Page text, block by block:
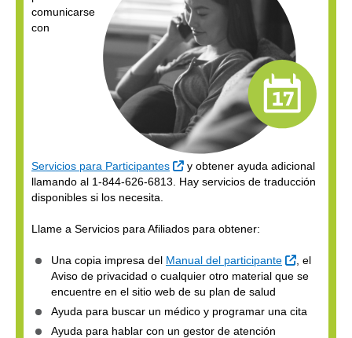
comunicarse
con
Servicios para Participantes Sitio Externo
y obtener ayuda adicional
llamando al 1-844-626-6813. Hay servicios de traducción
disponibles si los necesita.
Llame a Servicios para Afiliados para obtener:
Una copia impresa del Manual del participante Sitio
, el
Aviso de privacidad o cualquier otro material que se
encuentre en el sitio web de su plan de salud
Ayuda para buscar un médico y programar una cita
Ayuda para hablar con un gestor de atención